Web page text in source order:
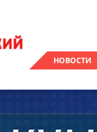
НОВОСТИ